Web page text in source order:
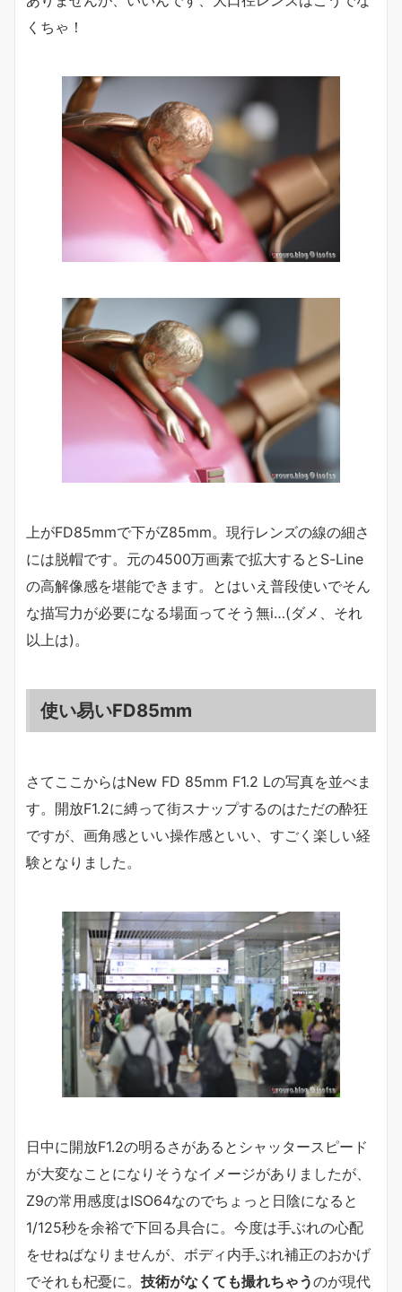
くちゃ！
上がFD85mmで下がZ85mm。現行レンズの線の細さ
には脱帽です。元の4500万画素で拡大するとS-Line
の高解像感を堪能できます。とはいえ普段使いでそん
な描写力が必要になる場面ってそう無i…(ダメ、それ
以上は)。
使い易いFD85mm
さてここからはNew FD 85mm F1.2 Lの写真を並べま
す。開放F1.2に縛って街スナップするのはただの酔狂
ですが、画角感といい操作感といい、すごく楽しい経
験となりました。
日中に開放F1.2の明るさがあるとシャッタースピード
が大変なことになりそうなイメージがありましたが、
Z9の常用感度はISO64なのでちょっと日陰になると
1/125秒を余裕で下回る具合に。今度は手ぶれの心配
をせねばなりませんが、ボディ内手ぶれ補正のおかげ
でそれも杞憂に。 技術がなくても撮れちゃうのが現代